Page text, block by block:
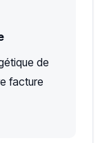
de
facture